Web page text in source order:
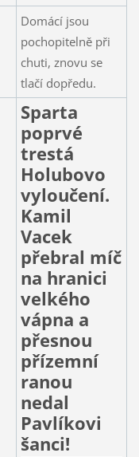
Domácí jsou
pochopitelně při
chuti, znovu se
tlačí dopředu.
Sparta
poprvé
trestá
Holubovo
vyloučení.
Kamil
Vacek
přebral míč
na hranici
velkého
vápna a
přesnou
přízemní
ranou
nedal
Pavlíkovi
šanci!